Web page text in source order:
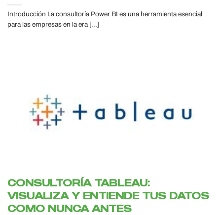
Introducción La consultoría Power BI es una herramienta esencial
para las empresas en la era [...]
CONSULTORÍA TABLEAU:
VISUALIZA Y ENTIENDE TUS DATOS
COMO NUNCA ANTES